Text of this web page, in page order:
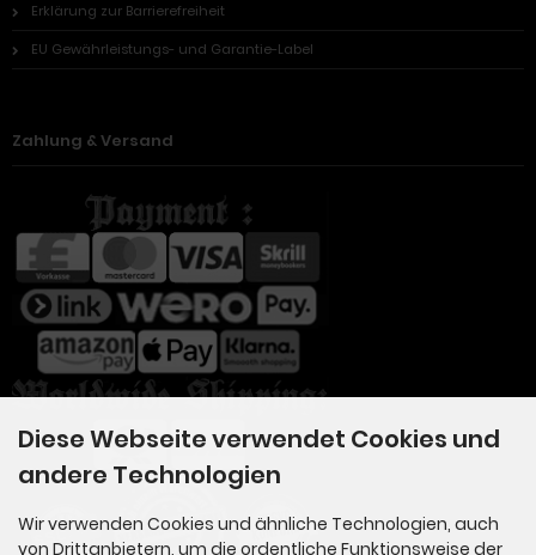
Erklärung zur Barrierefreiheit
EU Gewährleistungs- und Garantie-Label
Zahlung & Versand
Diese Webseite verwendet Cookies und
andere Technologien
Wir verwenden Cookies und ähnliche Technologien, auch
von Drittanbietern, um die ordentliche Funktionsweise der